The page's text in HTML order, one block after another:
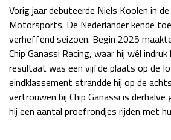
GP QATAR 2026
Kwalificatie
Race
Vorig jaar debuteerde Niels Koolen in
Motorsports. De Nederlander kende
verheffend seizoen. Begin 2025
Chip Ganassi Racing, waar hij wél
resultaat was een vijfde plaats op de
eindklassement strandde hij op de
vertrouwen bij Chip Ganassi is
hij een aantal proefrondjes rijden met